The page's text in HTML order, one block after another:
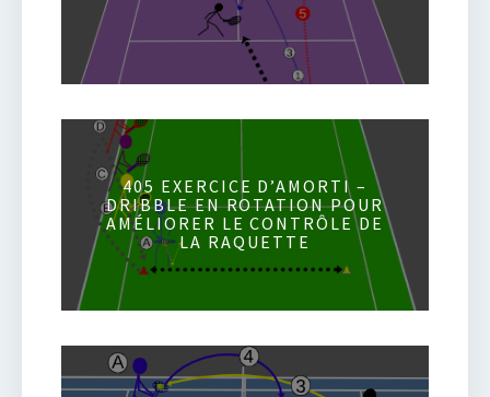
405 EXERCICE D’AMORTI –
DRIBBLE EN ROTATION POUR
AMÉLIORER LE CONTRÔLE DE
LA RAQUETTE